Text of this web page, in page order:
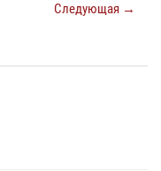
Следующая →